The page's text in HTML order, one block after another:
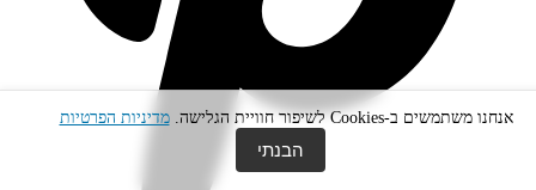
אנחנו משתמשים ב-Cookies לשיפור חוויית הגלישה. מדיניות הפרטיות
הבנתי